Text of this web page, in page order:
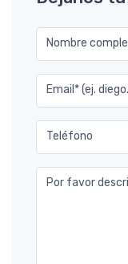
Nombre
Email* (ej.
Teléfono
Por favor